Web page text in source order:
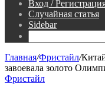
Вход /
Случайная статья
Sidebar
Главная/Фристайл/
завоевала золото
Фристайл